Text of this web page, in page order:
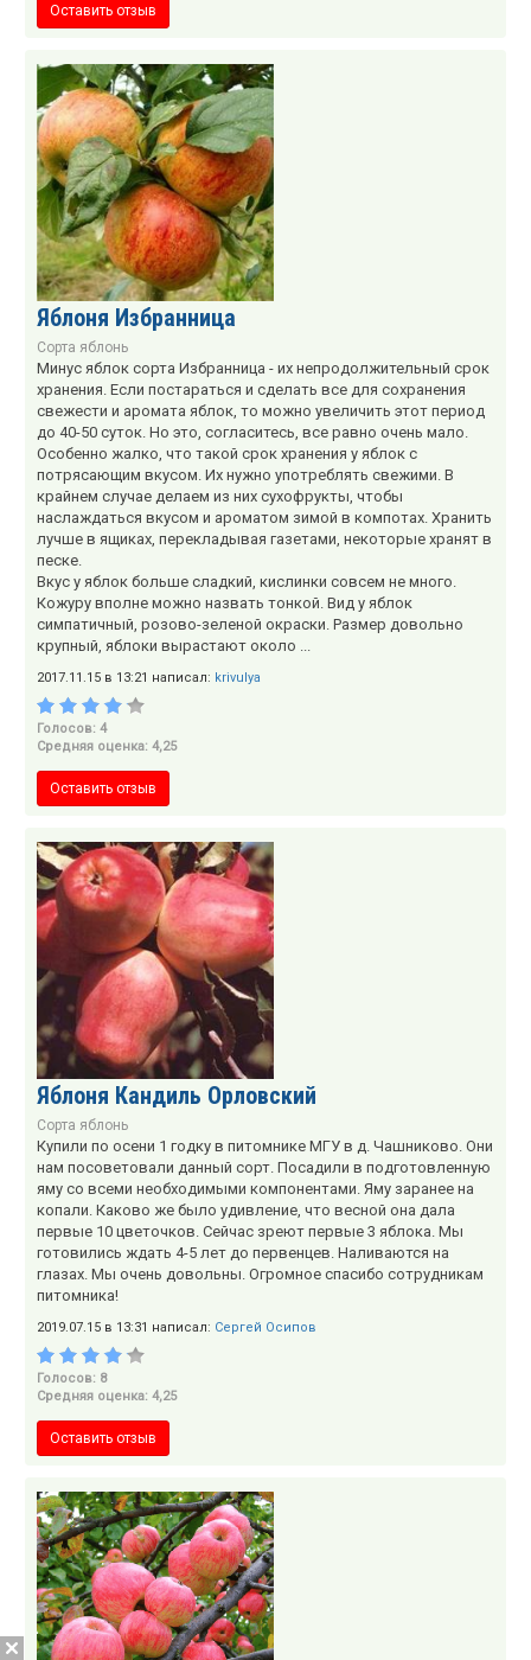
Оставить отзыв
Яблоня Избранница
Сорта яблонь
Минус яблок сорта Избранница - их непродолжительный срок
хранения. Если постараться и сделать все для сохранения
свежести и аромата яблок, то можно увеличить этот период
до 40-50 суток. Но это, согласитесь, все равно очень мало.
Особенно жалко, что такой срок хранения у яблок с
потрясающим вкусом. Их нужно употреблять свежими. В
крайнем случае делаем из них сухофрукты, чтобы
наслаждаться вкусом и ароматом зимой в компотах. Хранить
лучше в ящиках, перекладывая газетами, некоторые хранят в
песке.
Вкус у яблок больше сладкий, кислинки совсем не много.
Кожуру вполне можно назвать тонкой. Вид у яблок
симпатичный, розово-зеленой окраски. Размер довольно
крупный, яблоки вырастают около ...
2017.11.15 в 13:21 написал: krivulya
Голосов: 4
Средняя оценка: 4,25
Оставить отзыв
Яблоня Кандиль Орловский
Сорта яблонь
Купили по осени 1 годку в питомнике МГУ в д. Чашниково. Они
нам посоветовали данный сорт. Посадили в подготовленную
яму со всеми необходимыми компонентами. Яму заранее на
копали. Каково же было удивление, что весной она дала
первые 10 цветочков. Сейчас зреют первые 3 яблока. Мы
готовились ждать 4-5 лет до первенцев. Наливаются на
глазах. Мы очень довольны. Огромное спасибо сотрудникам
питомника!
2019.07.15 в 13:31 написал: Сергей Осипов
Голосов: 8
Средняя оценка: 4,25
Оставить отзыв